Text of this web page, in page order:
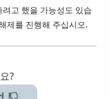
무엇인가요?
샘플 모델을
면 경고가 표시돼
에서 사용할 수
고 했을 가능성도 있습
제를 진행해 주십시오.
?